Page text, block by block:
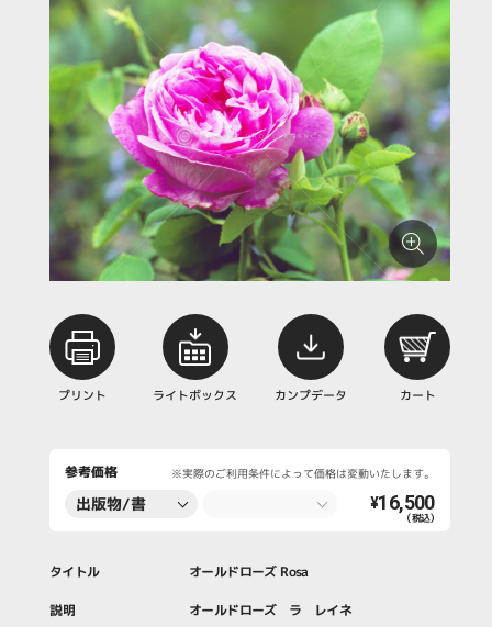
プリント ライトボックス カンプデータ カート
参考価格 ※実際のご利用条件によって価格は変動いたします。
出版物/書
¥16,500
（税込）
タイトル オールドローズ Rosa
説明 オールドローズ ラ レイネ